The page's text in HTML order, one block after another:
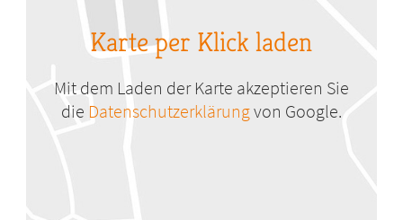
Karte per Klick laden
Mit dem Laden der Karte akzeptieren Sie
die Datenschutzerklärungvon Google.